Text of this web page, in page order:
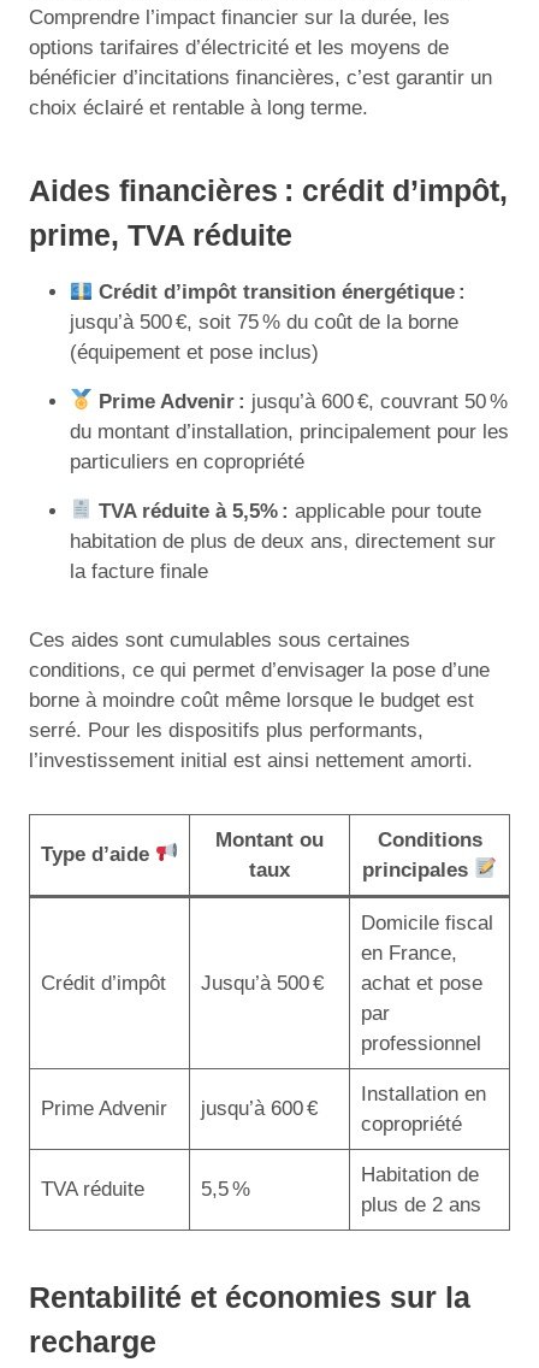
Comprendre l’impact financier sur la durée, les
options tarifaires d’électricité et les moyens de
bénéficier d’incitations financières, c’est garantir un
choix éclairé et rentable à long terme.
Aides financières : crédit d’impôt,
prime, TVA réduite
Crédit d’impôt transition énergétique :
jusqu’à 500 €, soit 75 % du coût de la borne
(équipement et pose inclus)
Prime Advenir : jusqu’à 600 €, couvrant 50 %
du montant d’installation, principalement pour les
particuliers en copropriété
TVA réduite à 5,5% : applicable pour toute
habitation de plus de deux ans, directement sur
la facture finale
Ces aides sont cumulables sous certaines
conditions, ce qui permet d’envisager la pose d’une
borne à moindre coût même lorsque le budget est
serré. Pour les dispositifs plus performants,
l’investissement initial est ainsi nettement amorti.
Type d’aide
Montant ou
taux
Conditions
principales
Crédit d’impôt Jusqu’à 500 €
Domicile fiscal
en France,
achat et pose
par
professionnel
Prime Advenir jusqu’à 600 €
Installation en
copropriété
TVA réduite 5,5 %
Habitation de
plus de 2 ans
Rentabilité et économies sur la
recharge